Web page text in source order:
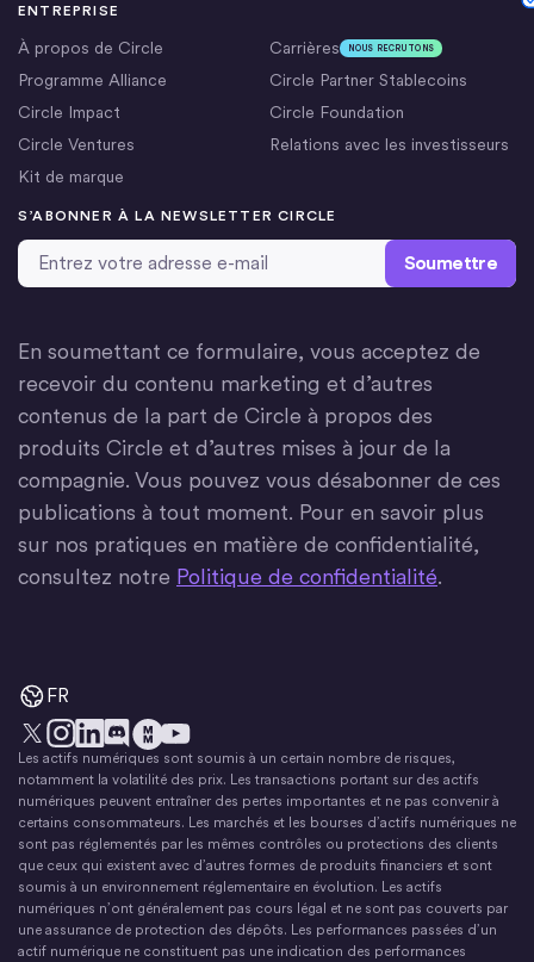
ENTREPRISE
À propos de Circle Carrières NOUS RECRUTONS
Programme Alliance
Circle Partner Stablecoins
Circle Impact
Circle Foundation
Circle Ventures
Relations avec les investisseurs
Kit de marque
S’ABONNER À LA NEWSLETTER CIRCLE
Adresse email *
En soumettant ce formulaire, vous acceptez de
recevoir du contenu marketing et d’autres
contenus de la part de Circle à propos des
produits Circle et d’autres mises à jour de la
compagnie. Vous pouvez vous désabonner de ces
publications à tout moment. Pour en savoir plus
sur nos pratiques en matière de confidentialité,
consultez notre Politique de confidentialité.
FR
X Instagram
LinkedIn
Discorde
Le mouvement monétaire
YouTube
Les actifs numériques sont soumis à un certain nombre de risques,
notamment la volatilité des prix. Les transactions portant sur des actifs
numériques peuvent entraîner des pertes importantes et ne pas convenir à
certains consommateurs. Les marchés et les bourses d’actifs numériques ne
sont pas réglementés par les mêmes contrôles ou protections des clients
que ceux qui existent avec d’autres formes de produits financiers et sont
soumis à un environnement réglementaire en évolution. Les actifs
numériques n’ont généralement pas cours légal et ne sont pas couverts par
une assurance de protection des dépôts. Les performances passées d’un
actif numérique ne constituent pas une indication des performances